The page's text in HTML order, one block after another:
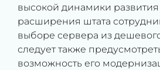
высокой динамики
расширения штата
выборе сервера из
следует также
возможность его